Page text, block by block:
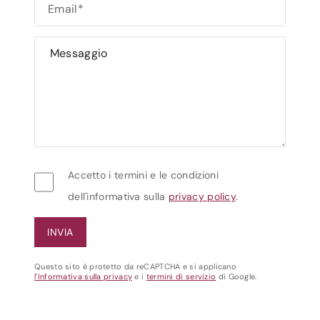
Accetto i termini e le condizioni
dell'informativa sulla privacy policy.
Questo sito è protetto da reCAPTCHA e si applicano
l'Informativa sulla privacy e i termini di servizio di Google.